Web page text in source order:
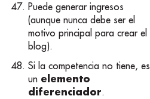
Puede generar ingresos
(aunque nunca debe ser el
motivo principal para crear el
blog).
Si la competencia no tiene, es
un elemento
diferenciador.